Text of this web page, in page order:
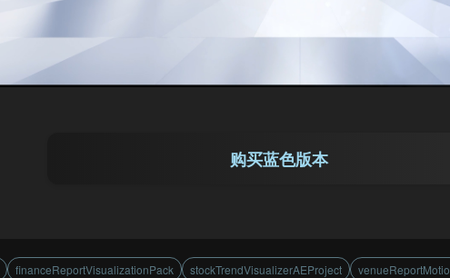
购买蓝色版本
financeReportVisualizationPack stockTrendVisualizerAEProject